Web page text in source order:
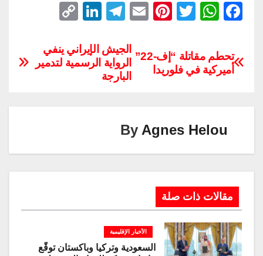
F
c
e
o
W
at
s
p
T
tt
er
Pi
er
E
ail
T
e
gr
a
Li
k
e
p
y
الجيش الإيراني ينفي
الرواية الرسمية لتدمير
البارجة
تحطم مقاتلة “إف-22”
أميركية في فلوريدا
By Agnes Helou
مقالات ذات صلة
الأخبار الإقليمية
السعودية وتركيا وباكستان توقّع